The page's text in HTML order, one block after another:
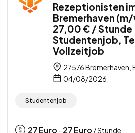
Rezeptionisten
Bremerhaven
27,00 € / Stunde
Studentenjob,
Vollzeitjob
27576 Bremerhaven,
04/08/2026
Studentenjob
27Euro - 27Euro / Stunde